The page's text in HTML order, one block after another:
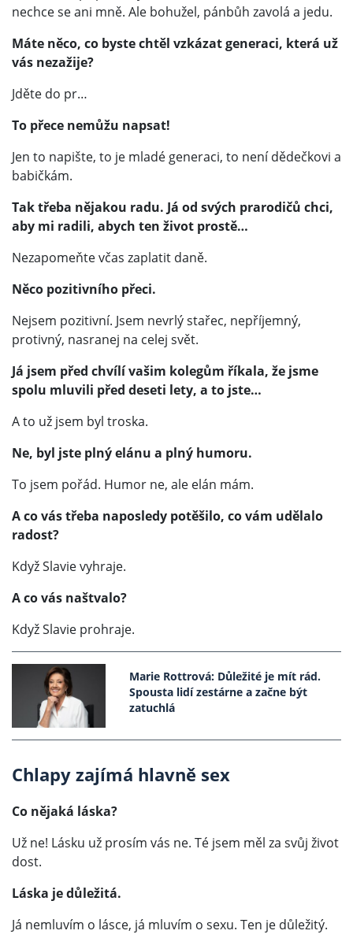
nechce se ani mně. Ale bohužel, pánbůh zavolá a jedu.
Máte něco, co byste chtěl vzkázat generaci, která už
vás nezažije?
Jděte do pr…
To přece nemůžu napsat!
Jen to napište, to je mladé generaci, to není dědečkovi a
babičkám.
Tak třeba nějakou radu. Já od svých prarodičů chci,
aby mi radili, abych ten život prostě…
Nezapomeňte včas zaplatit daně.
Něco pozitivního přeci.
Nejsem pozitivní. Jsem nevrlý stařec, nepříjemný,
protivný, nasranej na celej svět.
Já jsem před chvílí vašim kolegům říkala, že jsme
spolu mluvili před deseti lety, a to jste…
A to už jsem byl troska.
Ne, byl jste plný elánu a plný humoru.
To jsem pořád. Humor ne, ale elán mám.
A co vás třeba naposledy potěšilo, co vám udělalo
radost?
Když Slavie vyhraje.
A co vás naštvalo?
Když Slavie prohraje.
Marie Rottrová: Důležité je mít rád.
Spousta lidí zestárne a začne být
zatuchlá
Chlapy zajímá hlavně sex
Co nějaká láska?
Už ne! Lásku už prosím vás ne. Té jsem měl za svůj život
dost.
Láska je důležitá.
Já nemluvím o lásce, já mluvím o sexu. Ten je důležitý.